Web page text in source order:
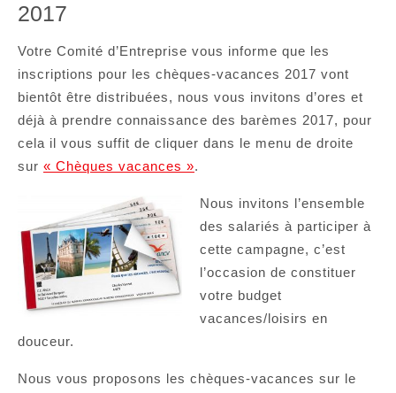
2017
Votre Comité d’Entreprise vous informe que les
inscriptions pour les chèques-vacances 2017 vont
bientôt être distribuées, nous vous invitons d’ores et
déjà à prendre connaissance des barèmes 2017, pour
cela il vous suffit de cliquer dans le menu de droite
sur « Chèques vacances ».
Nous invitons l’ensemble
des salariés à participer à
cette campagne, c’est
l’occasion de constituer
votre budget
vacances/loisirs en
douceur.
Nous vous proposons les chèques-vacances sur le